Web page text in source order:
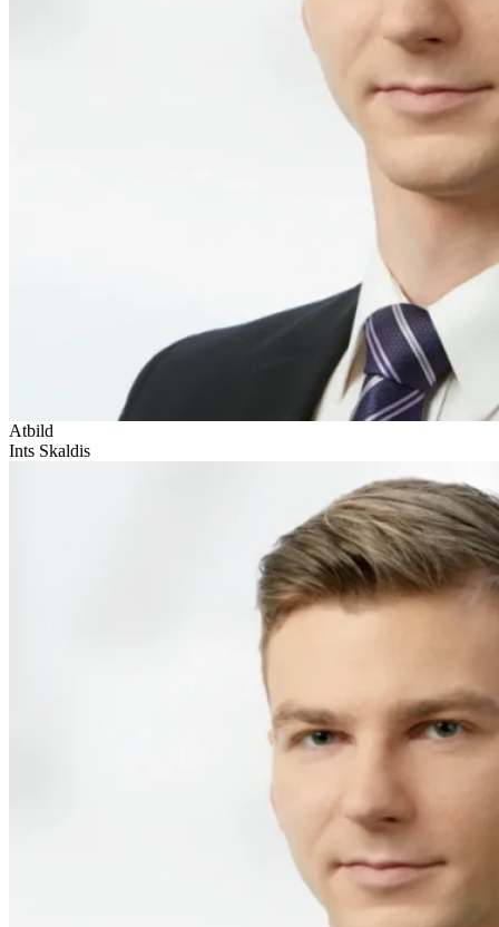
Atbild
Ints Skaldis